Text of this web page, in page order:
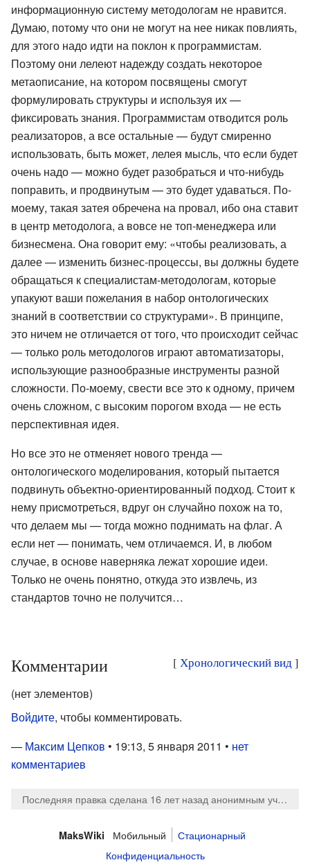
информационную систему методологам не нравится.
Думаю, потому что они не могут на нее никак повлиять,
для этого надо идти на поклон к программистам.
Поэтому они лелеют надежду создать некоторое
метаописание, на котором посвящены смогут
формулировать структуры и используя их —
фиксировать знания. Программистам отводится роль
реализаторов, а все остальные — будут смиренно
использовать, быть может, лелея мысль, что если будет
очень надо — можно будет разобраться и что-нибудь
поправить, и продвинутым — это будет удаваться. По-
моему, такая затея обречена на провал, ибо она ставит
в центр методолога, а вовсе не топ-менеджера или
бизнесмена. Она говорит ему: «чтобы реализовать, а
далее — изменить бизнес-процессы, вы должны будете
обращаться к специалистам-методологам, которые
упакуют ваши пожелания в набор онтологических
знаний в соответствии со структурами». В принципе,
это ничем не отличается от того, что происходит сейчас
— только роль методологов играют автоматизаторы,
использующие разнообразные инструменты разной
сложности. По-моему, свести все это к одному, причем
очень сложном, с высоким порогом входа — не есть
перспективная идея.
Но все это не отменяет нового тренда —
онтологического моделирования, который пытается
подвинуть объектно-ориентированный подход. Стоит к
нему приcмотреться, вдруг он случайно похож на то,
что делаем мы — тогда можно поднимать на флаг. А
если нет — понимать, чем отличаемся. И, в любом
случае, в основе наверняка лежат хорошие идеи.
Только не очень понятно, откуда это извлечь, из
стандартов точно не получится…
[ Хронологический вид]
Комментарии
(нет элементов)
Войдите, чтобы комментировать.
— Максим Цепков • 19:13, 5 января 2011 • нет
комментариев
Последняя правка сделана 16 лет назад анонимным участником
MaksWiki Мобильный
Стационарный
Конфиденциальность